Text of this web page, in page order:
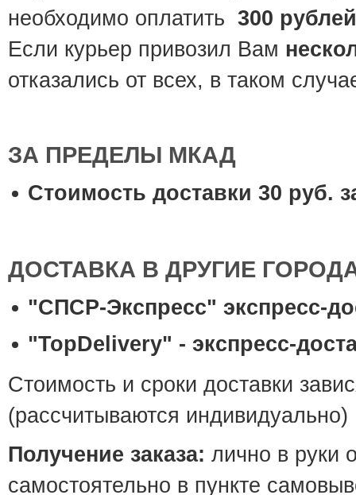
необходимо оплатить 300
Если курьер привозил Вам
отказались от всех, в таком
ЗА ПРЕДЕЛЫ МКАД
Cтоимость доставки 30 руб.
ДОСТАВКА В ДРУГИЕ
"СПСР-Экспресс" экспресс-
"TopDelivery" - экспресс-
Стоимость и сроки доставки
(рассчитываются индивидуально)
Получение заказа: лично в руки
самостоятельно в пункте